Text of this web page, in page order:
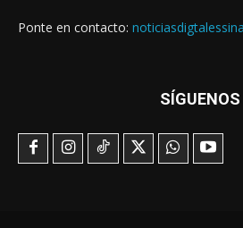
Ponte en contacto:
SÍGUENOS